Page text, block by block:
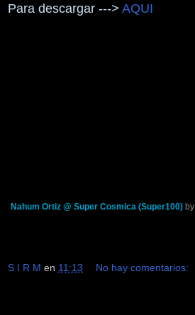
Para descargar ---> AQUI
Nahum Ortiz @ Super Cosmica (Super100) by
S I R M en 11:13 No hay comentarios: